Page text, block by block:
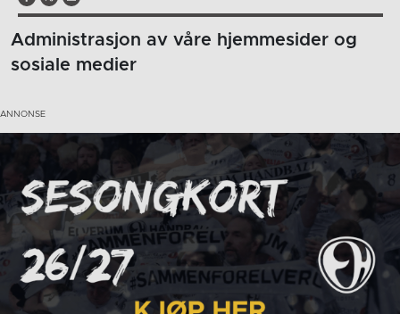
Administrasjon av våre hjemmesider og
sosiale medier